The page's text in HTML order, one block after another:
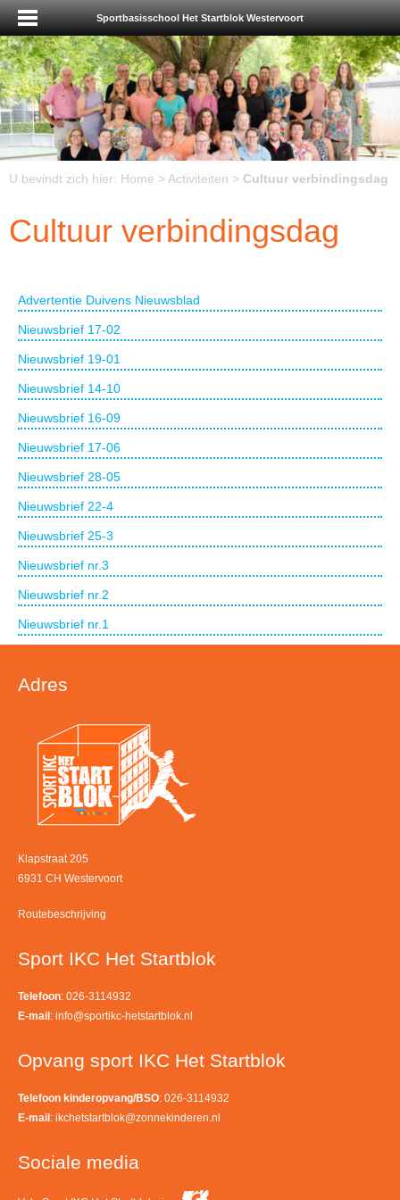
Sportbasisschool Het Startblok Westervoort
U bevindt zich hier: Home > Activiteiten > Cultuur verbindingsdag
Cultuur verbindingsdag
Advertentie Duivens Nieuwsblad
Nieuwsbrief 17-02
Nieuwsbrief 19-01
Nieuwsbrief 14-10
Nieuwsbrief 16-09
Nieuwsbrief 17-06
Nieuwsbrief 28-05
Nieuwsbrief 22-4
Nieuwsbrief 25-3
Nieuwsbrief nr.3
Nieuwsbrief nr.2
Nieuwsbrief nr.1
Adres
Klapstraat 205
6931 CH Westervoort
Routebeschrijving
Sport IKC Het Startblok
Telefoon: 026-3114932
E-mail : info@sportikc-hetstartblok.nl
Opvang sport IKC Het Startblok
Telefoon kinderopvang/BSO: 026-3114932
E-mail : ikchetstartblok@zonnekinderen.nl
Sociale media